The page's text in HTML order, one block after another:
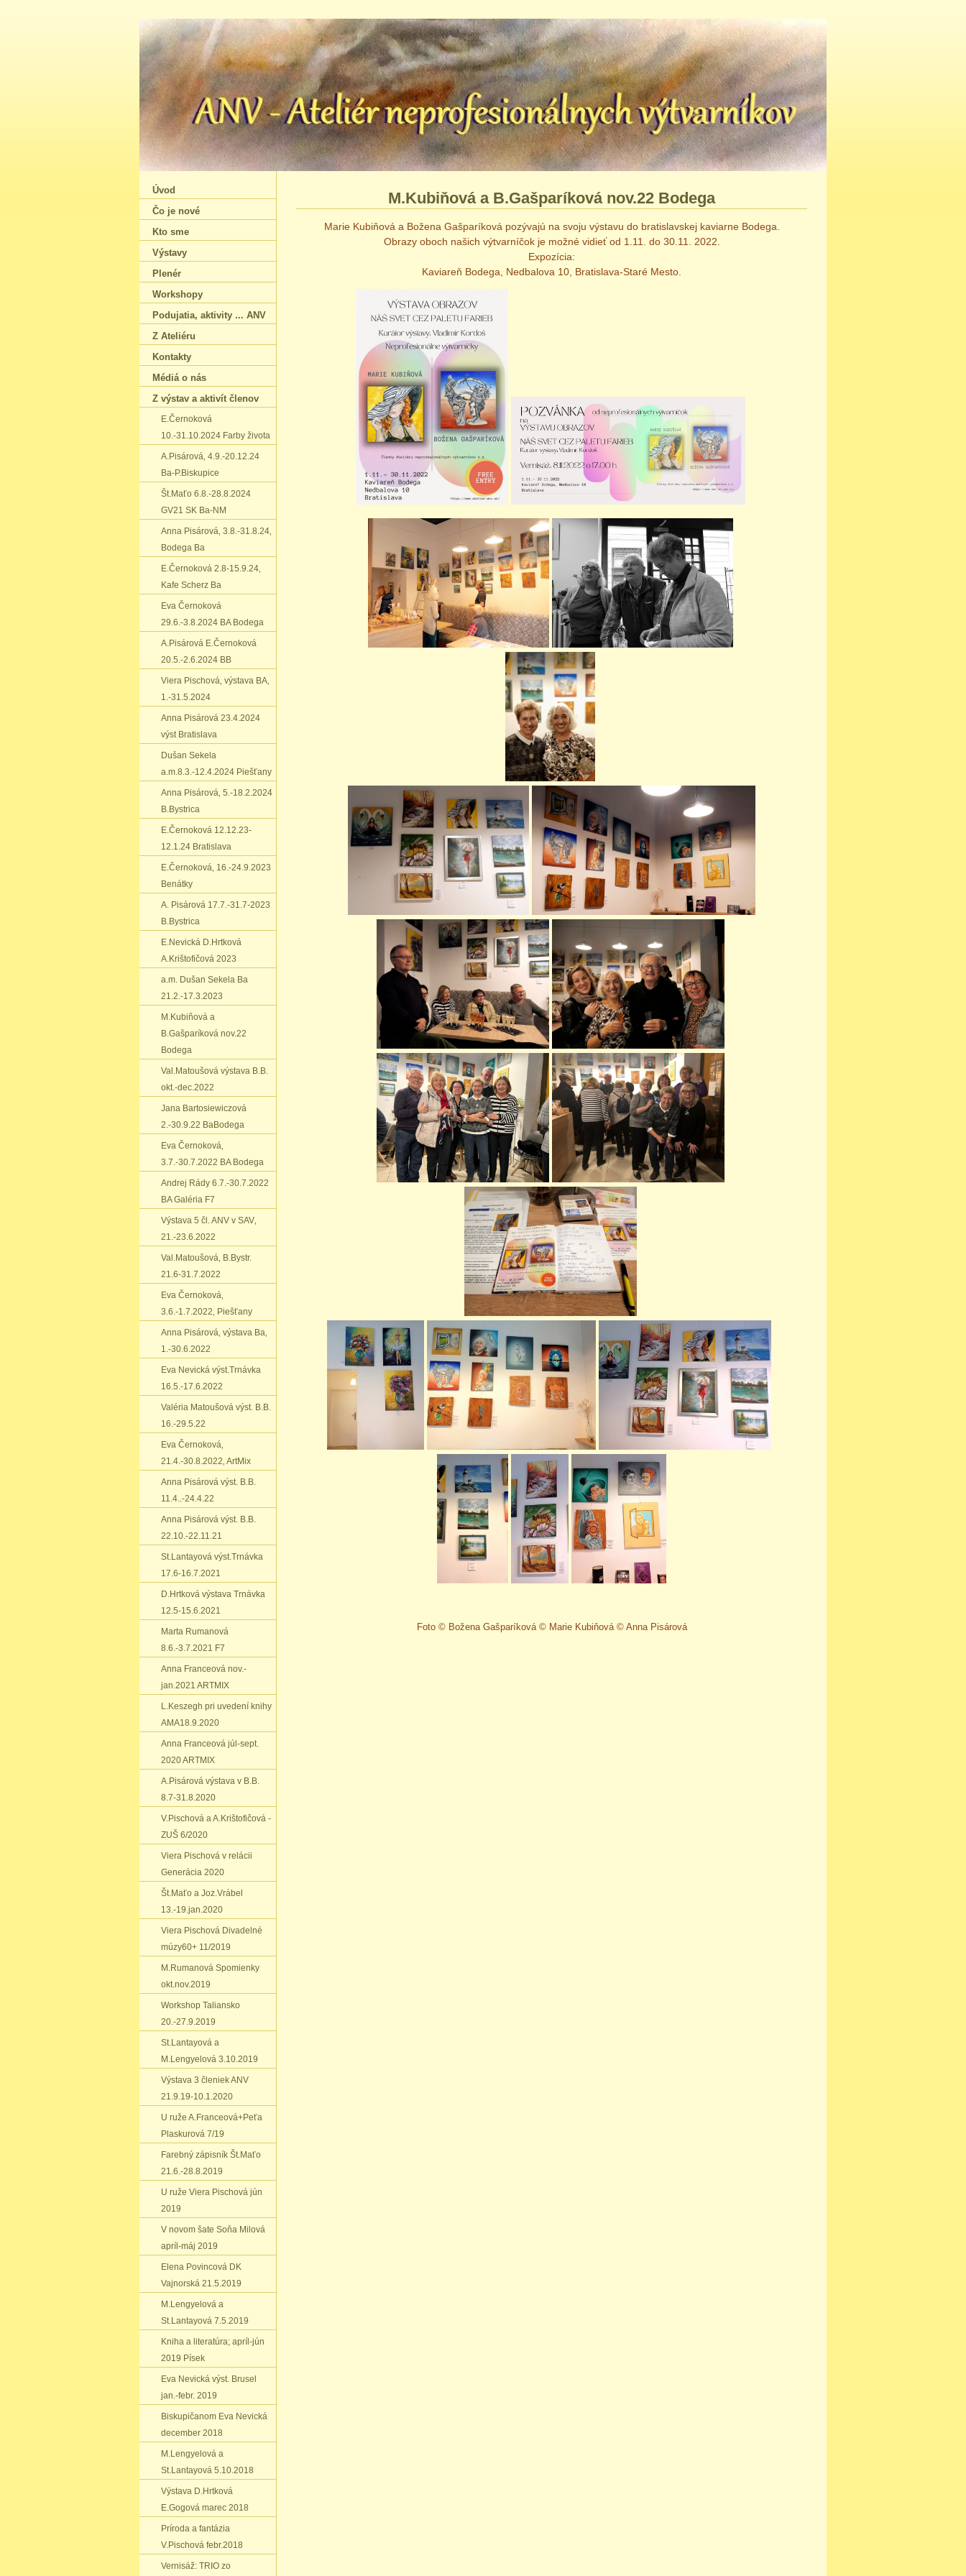
M.Kubiňová a B.Gašparíková nov.22 Bodega
Marie Kubiňová a Božena Gašparíková pozývajú na svoju výstavu do bratislavskej kaviarne Bodega.
Obrazy oboch našich výtvarníčok je možné vidieť od 1.11. do 30.11. 2022.
Expozícia:
Kaviareň Bodega, Nedbalova 10, Bratislava-Staré Mesto.
Foto © Božena Gašparíková © Marie Kubiňová © Anna Pisárová
Úvod
Čo je nové
Kto sme
Výstavy
Plenér
Workshopy
Podujatia‚ aktivity ... ANV
Z Ateliéru
Kontakty
Médiá o nás
Z výstav a aktivít členov
E.Černoková
10.-31.10.2024 Farby života
A.Pisárová‚ 4.9.-20.12.24
Ba-P.Biskupice
Št.Maťo 6.8.-28.8.2024
GV21 SK Ba-NM
Anna Pisárová‚ 3.8.-31.8.24‚
Bodega Ba
E.Černoková 2.8-15.9.24‚
Kafe Scherz Ba
Eva Černoková
29.6.-3.8.2024 BA Bodega
A.Pisárová E.Černoková
20.5.-2.6.2024 BB
Viera Pischová‚ výstava BA‚
1.-31.5.2024
Anna Pisárová 23.4.2024
výst Bratislava
Dušan Sekela
a.m.8.3.-12.4.2024 Piešťany
Anna Pisárová‚ 5.-18.2.2024
B.Bystrica
E.Černoková 12.12.23-
12.1.24 Bratislava
E.Černoková‚ 16.-24.9.2023
Benátky
A. Pisárová 17.7.-31.7-2023
B.Bystrica
E.Nevická D.Hrtková
A.Krištofičová 2023
a.m. Dušan Sekela Ba
21.2.-17.3.2023
M.Kubiňová a
B.Gašparíková nov.22
Bodega
Val.Matoušová výstava B.B.
okt.-dec.2022
Jana Bartosiewiczová
2.-30.9.22 BaBodega
Eva Černoková‚
3.7.-30.7.2022 BA Bodega
Andrej Rády 6.7.-30.7.2022
BA Galéria F7
Výstava 5 čl. ANV v SAV‚
21.-23.6.2022
Val.Matoušová‚ B.Bystr.
21.6-31.7.2022
Eva Černoková‚
3.6.-1.7.2022‚ Piešťany
Anna Pisárová‚ výstava Ba‚
1.-30.6.2022
Eva Nevická výst.Trnávka
16.5.-17.6.2022
Valéria Matoušová výst. B.B.
16.-29.5.22
Eva Černoková‚
21.4.-30.8.2022‚ ArtMix
Anna Pisárová výst. B.B.
11.4..-24.4.22
Anna Pisárová výst. B.B.
22.10.-22.11.21
St.Lantayová výst.Trnávka
17.6-16.7.2021
D.Hrtková výstava Trnávka
12.5-15.6.2021
Marta Rumanová
8.6.-3.7.2021 F7
Anna Franceová nov.-
jan.2021 ARTMIX
L.Keszegh pri uvedení knihy
AMA18.9.2020
Anna Franceová júl-sept.
2020 ARTMIX
A.Pisárová výstava v B.B.
8.7-31.8.2020
V.Pischová a A.Krištofičová -
ZUŠ 6/2020
Viera Pischová v relácii
Generácia 2020
Št.Maťo a Joz.Vrábel
13.-19.jan.2020
Viera Pischová Divadelné
múzy60+ 11/2019
M.Rumanová Spomienky
okt.nov.2019
Workshop Taliansko
20.-27.9.2019
St.Lantayová a
M.Lengyelová 3.10.2019
Výstava 3 členiek ANV
21.9.19-10.1.2020
U ruže A.Franceová+Peťa
Plaskurová 7/19
Farebný zápisník Št.Maťo
21.6.-28.8.2019
U ruže Viera Pischová jún
2019
V novom šate Soňa Milová
apríl-máj 2019
Elena Povincová DK
Vajnorská 21.5.2019
M.Lengyelová a
St.Lantayová 7.5.2019
Kniha a literatúra; apríl-jún
2019 Písek
Eva Nevická výst. Brusel
jan.-febr. 2019
Biskupičanom Eva Nevická
december 2018
M.Lengyelová a
St.Lantayová 5.10.2018
Výstava D.Hrtková
E.Gogová marec 2018
Príroda a fantázia
V.Pischová febr.2018
Vernisáž: TRIO zo